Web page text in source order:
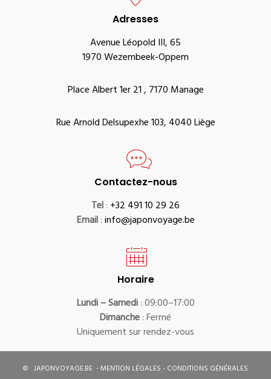
Adresses
Avenue Léopold III, 65
1970 Wezembeek-Oppem
Place Albert 1er 21 , 7170 Manage
Rue Arnold Delsupexhe 103, 4040 Liège
Contactez-nous
Tel: +32 491 10 29 26
Email:info@japonvoyage.be
Horaire
Lundi – Samedi: 09:00–17:00
Dimanche: Fermé
Uniquement sur rendez-vous
© JAPONVOYAGE.BE -MENTION LÉGALES-CONDITIONS GÉNÉRALES